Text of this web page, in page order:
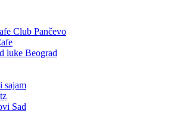
Club Pančevo
luke Beograd
sajam
Sad